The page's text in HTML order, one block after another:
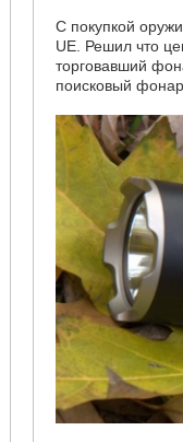
С покупкой
UE. Решил что
торговавший
поисковый